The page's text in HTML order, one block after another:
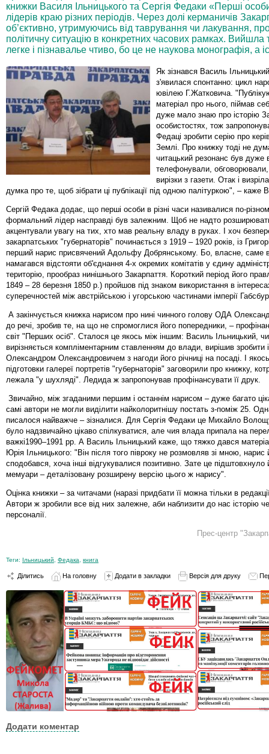
книжки Василя Ільницького та Сергія Федаки «Перші
лідерів краю різних періодів. Через долі керманичів
об’єктивно, утримуючись від таврування чи лакування,
політичну ситуацію в конкретних часових рамках. Вийшла
легке і пізнавалье чтиво, бо це не наукова монографія, а
Як зізнався Василь
з'явилася спонтанно: цикл
ювілею Г.Жатковича.
матеріал про нього, піймав
дуже мало знаю про історію
особистостях, тож
Федаці зробити серію про
Землі. Про книжку тоді не
читацький резонанс був
телефонували,
вирізки з газети. Отак і
думка про те, щоб зібрати ці публікації під одною палітуркою", – каже
Сергій Федака додає, що перші особи в різні часи називалися по-
формальний лідер насправді був залежним. Щоб не надто
акцентували увагу на тих, хто мав реальну владу в руках. І хоч
закарпатських "губернаторів" починається з 1919 – 1920 років, із
перший нарис присвячений Адольфу Добрянському. Бо, власне, саме
намагався відстояти об'єднання 4-х окремих комітатів у єдину
територію, прообраз нинішнього Закарпаття. Короткий період його
1849 – 28 березня 1850 р.) пройшов під знаком використання в
суперечностей між австрійською і угорською частинами імперії
А закінчується книжка нарисом про нині чинного голову ОДА
до речі, зробив те, на що не спромоглися його попередники, –
світ "Перших осіб". Сталося це якось між іншим: Василь Ільницький,
вирізняється компліментарним ставленням до влади, вирішив зробити
Олександром Олександровичем з нагоди його річниці на посаді. І якось
підготовки галереї портретів "губернаторів" заговорили про книжку,
лежала "у шухляді". Ледида ж запропонував профінансувати її друк.
Звичайно, між згаданими першим і останнім нарисом – дуже багато
самі автори не могли виділити найколоритнішу постать з-поміж 25.
писалося найважче – зізналися. Для Сергія Федаки це Михайло
було надзвичайно цікаво спілкуватися, але чия влада припала на
важкі1990–1991 рр. А Василь Ільницький каже, що тяжко дався
Юрія Ільницького: "Він після того півроку не розмовляв зі мною, нарис
сподобався, хоча інші відгукувалися позитивно. Зате це
мемуари – деталізовану розширену версію цього ж нарису".
Оцінка книжки – за читачами (наразі придбати її можна тільки в
Автори ж зробили все від них залежне, аби наблизити до нас історію
персоналії.
Прес-центр
Теги: Ільницький Федака книга
Ділитись На головну Додати в закладки Версія для друку
Додати коментар